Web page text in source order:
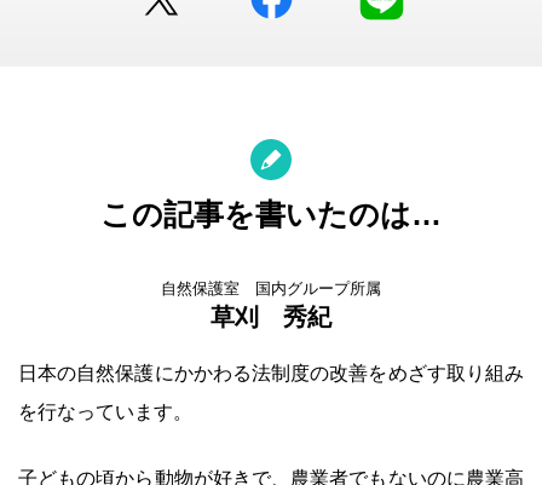
この記事を書いたのは…
自然保護室 国内グループ所属
草刈 秀紀
日本の自然保護にかかわる法制度の改善をめざす取り組み
を行なっています。
子どもの頃から動物が好きで、農業者でもないのに農業高